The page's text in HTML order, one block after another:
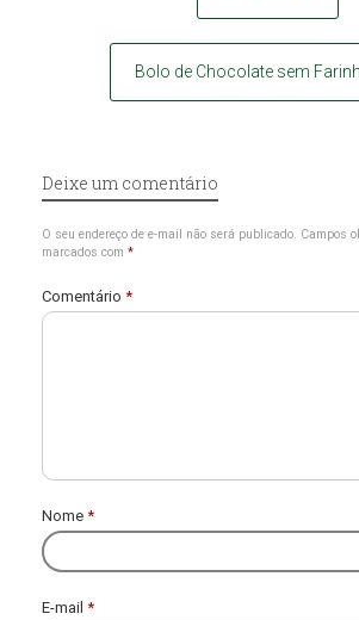
Bolo de Chocolate sem
Deixe um comentário
O seu endereço de e-mail não será publicado. Campos
marcados com *
Comentário *
Nome *
E-mail *